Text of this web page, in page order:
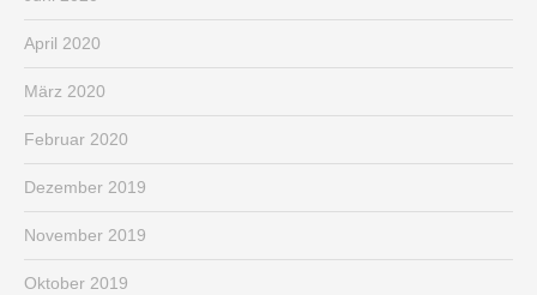
April 2020
März 2020
Februar 2020
Dezember 2019
November 2019
Oktober 2019